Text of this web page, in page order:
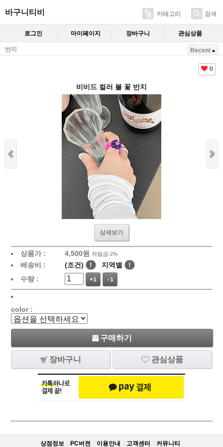
바구니티비 카테고리 검색
로그인 마이페이지 장바구니 관심상품
반지 Recent
0
비비드 컬러 볼 꽃 반지
상세보기
상품가 : 4,500원 적립금:2%
배송비 : (조건) ! 지역별
!
수량 :
+1 -1
color :
구매하기
장바구니 관심상품
상점정보 PC버젼 이용안내 고객센터 커뮤니티